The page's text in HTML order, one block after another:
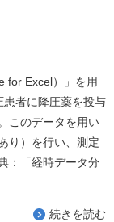
for Excel）」を用
者に降圧薬を投与
このデータを用い
り）を行い、測定
：「経時データ分
続きを読む